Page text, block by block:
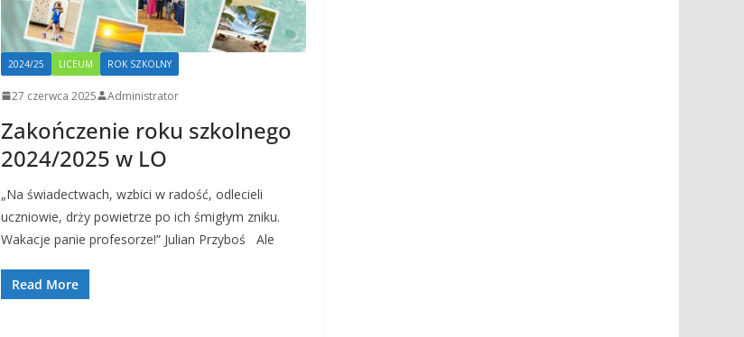
2024/25 LICEUM ROK SZKOLNY
27 czerwca 2025 Administrator
Zakończenie roku szkolnego
2024/2025 w LO
„Na świadectwach, wzbici w radość, odlecieli
uczniowie, drży powietrze po ich śmigłym zniku.
Wakacje panie profesorze!” Julian Przyboś Ale
Read More